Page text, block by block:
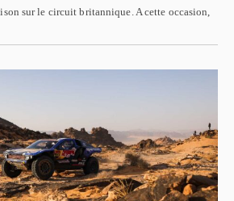
sur le circuit britannique. A cette occasion,